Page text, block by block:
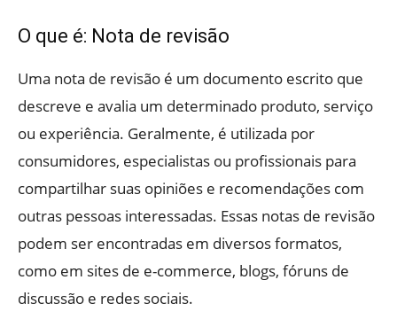
O que é: Nota de revisão
Uma nota de revisão é um documento escrito que
descreve e avalia um determinado produto, serviço
ou experiência. Geralmente, é utilizada por
consumidores, especialistas ou profissionais para
compartilhar suas opiniões e recomendações com
outras pessoas interessadas. Essas notas de revisão
podem ser encontradas em diversos formatos,
como em sites de e-commerce, blogs, fóruns de
discussão e redes sociais.